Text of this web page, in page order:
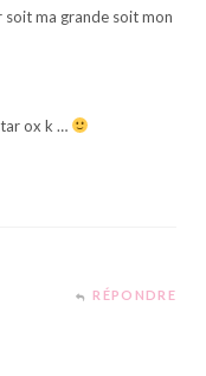
soit ma grande soit mon
ox k …
RÉPONDRE